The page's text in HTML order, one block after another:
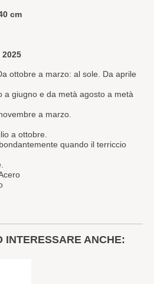
cm
2025
ottobre a marzo: al sole. Da aprile
a giugno e da metà agosto a metà
a marzo.
a ottobre.
quando il terriccio
INTERESSARE ANCHE: